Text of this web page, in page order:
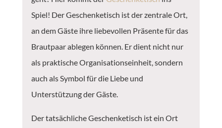
Spiel! Der Geschenketisch ist der zentrale Ort,
an dem Gäste ihre liebevollen Präsente für das
Brautpaar ablegen können. Er dient nicht nur
als praktische Organisationseinheit, sondern
auch als Symbol für die Liebe und
Unterstützung der Gäste.
Der tatsächliche Geschenketisch ist ein Ort